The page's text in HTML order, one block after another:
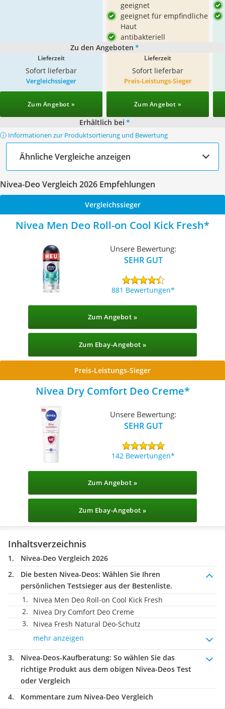
geeignet
geeignet für empfindliche
Haut
antibakteriell
Zu den Angeboten *
Lieferzeit
Sofort lieferbar
Lieferzeit
Sofort lieferbar
Vergleichssieger
Zum Angebot »
Preis-Leistungs-Sieger
Zum Angebot »
Erhältlich bei *
ⓘ Informationen zur Produktsortierung und Bewertung
Ähnliche Vergleiche anzeigen
Nivea-Deo Vergleich 2026 Empfehlungen
Vergleichssieger
Nivea Men Deo Roll-on Cool Kick Fresh
Unsere Bewertung:
SEHR GUT
881 Bewertungen
Zum Angebot »
Zum Ebay-Angebot »
Preis-Leistungs-Sieger
Nivea Dry Comfort Deo Creme
Unsere Bewertung:
SEHR GUT
142 Bewertungen
Zum Angebot »
Zum Ebay-Angebot »
Inhaltsverzeichnis
Nivea-Deo Vergleich 2026
Die besten Nivea-Deos: Wählen Sie Ihren
persönlichen Testsieger aus der Bestenliste.
Nivea Men Deo Roll-on Cool Kick Fresh
Nivea Dry Comfort Deo Creme
Nivea Fresh Natural Deo-Schutz
mehr anzeigen
Nivea-Deos-Kaufberatung: So wählen Sie das
richtige Produkt aus dem obigen Nivea-Deos Test
oder Vergleich
Kommentare zum Nivea-Deo Vergleich